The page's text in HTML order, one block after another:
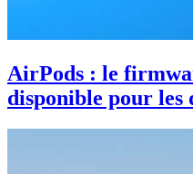
AirPods : le
disponible pour les